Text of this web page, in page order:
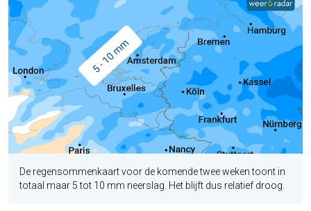
De regensommenkaart voor de komende twee weken toont in
totaal maar 5 tot 10 mm neerslag. Het blijft dus relatief droog.